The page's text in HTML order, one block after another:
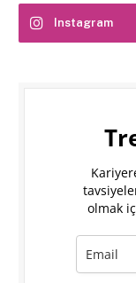
Instagram
olmak